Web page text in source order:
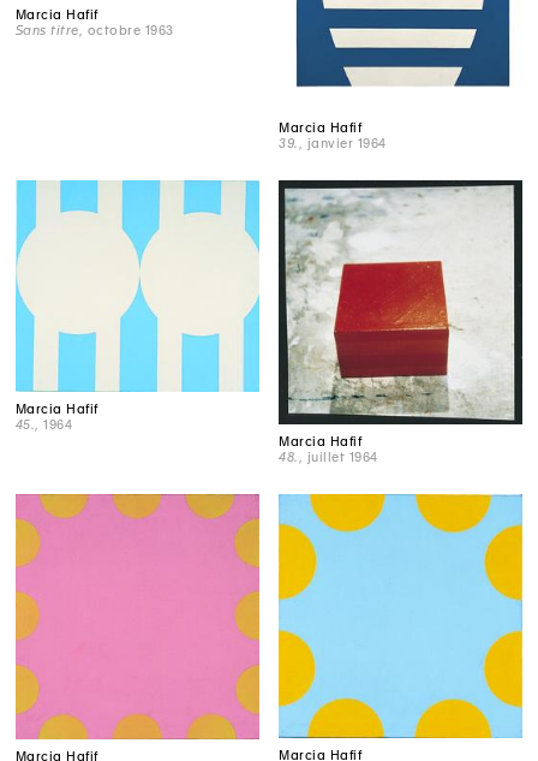
Marcia Hafif
Sans titre , octobre 1963
Marcia Hafif
39.
, janvier 1964
Marcia Hafif
45.
, 1964
Marcia Hafif
48.
, juillet 1964
Marcia Hafif Marcia Hafif